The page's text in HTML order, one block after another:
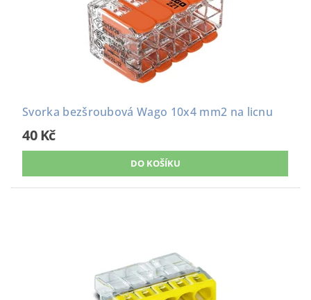
Svorka bezšroubová Wago 10x4 mm2 na licnu
40 Kč